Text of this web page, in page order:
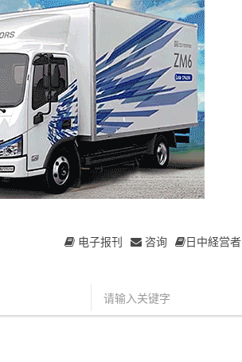
电子报刊 咨询 日中経営者